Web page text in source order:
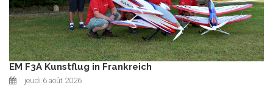
EM F3A Kunstflug in Frankreich
jeudi 6 août 2026